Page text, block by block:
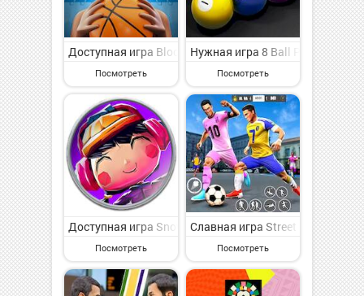
Доступная игра Block'em All на Андроид - веселая
Посмотреть
Нужная игра 8 Ball Pool
Посмотреть
Доступная игра Snowboard Buddies на Андроид -
Посмотреть
Славная игра Street Football:
Посмотреть